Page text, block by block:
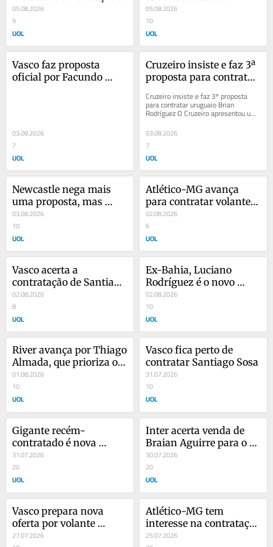
de Facundo Colidio
05.08.2026
9
UOL
contrata Bruno
Guimarães por R$ 517
mi
05.08.2026
10
UOL
Vasco faz proposta
oficial por Facundo
03.08.2026
7
UOL
Cruzeiro insiste e faz 3ª
proposta para contratar
Rodríguez
Cruzeiro insiste e faz 3ª proposta
para contratar uruguaio Brian
Rodríguez O Cruzeiro apresentou uma
nova oferta milionária para contratar
o...
03.08.2026
7
UOL
Newcastle nega mais
uma proposta, mas
Arsenal insistirá por
Bruno Guimarães
03.08.2026
10
UOL
Atlético-MG avança
para contratar volante
do River que jogou a
Copa
02.08.2026
6
UOL
Vasco acerta a
contratação de Santiago
Sosa, capitão e destaque
do Racing
02.08.2026
8
UOL
Ex-Bahia, Luciano
Rodríguez é o novo
reforço do Cruzeiro
02.08.2026
10
UOL
River avança por Thiago
Almada, que prioriza o
clube argentino ao
Flamengo
01.08.2026
10
UOL
Vasco fica perto de
contratar Santiago Sosa
31.07.2026
10
UOL
Gigante recém-
contratado é nova
ameaça à permanência
de Endrick no Real
31.07.2026
20
UOL
Inter acerta venda de
Braian Aguirre para o
Rosário Central
30.07.2026
20
UOL
Vasco prepara nova
oferta por volante
argentino após recusa
27.07.2026
Atlético-MG tem
interesse na contratação
de Quintero, ex-River
25.07.2026